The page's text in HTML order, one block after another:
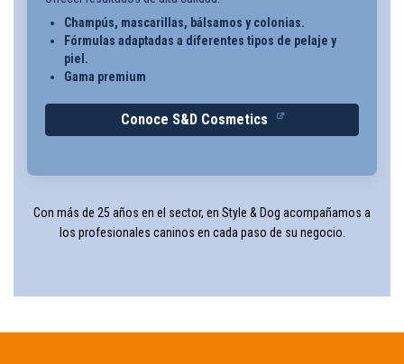
Champús, mascarillas, bálsamos y colonias.
Fórmulas adaptadas a diferentes tipos de pelaje y
piel.
Gama premium
Conoce S&D Cosmetics
Con más de 25 años en el sector, en Style & Dog acompañamos a
los profesionales caninos en cada paso de su negocio.